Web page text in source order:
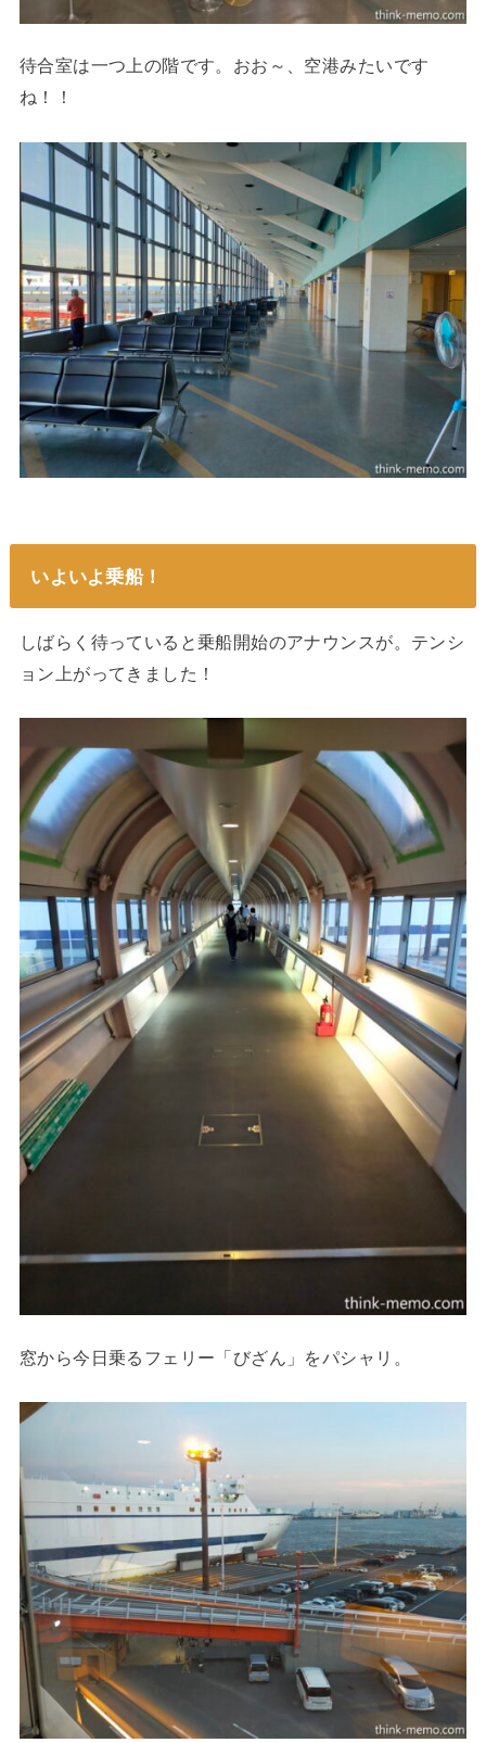
待合室は一つ上の階です。おお～、空港みたいです
ね！！
いよいよ乗船！
しばらく待っていると乗船開始のアナウンスが。テンシ
ョン上がってきました！
窓から今日乗るフェリー「びざん」をパシャリ。